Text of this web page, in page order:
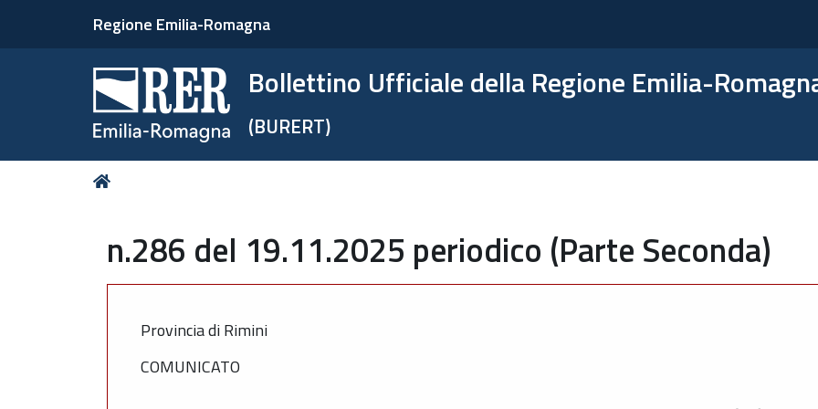
Regione Emilia-Romagna
Bollettino Ufficiale della Regione Emilia-
(BURERT)
Tu
n.286 del 19.11.2025 periodico (Parte Seconda)
Provincia di Rimini
COMUNICATO